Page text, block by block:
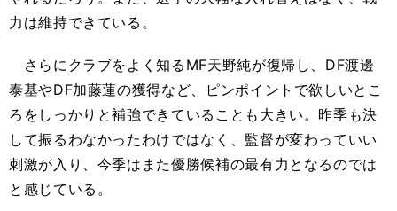
力は維持できている。
さらにクラブをよく知るMF天野純が復帰し、DF渡邊
泰基やDF加藤蓮の獲得など、ピンポイントで欲しいとこ
ろをしっかりと補強できていることも大きい。昨季も決
して振るわなかったわけではなく、監督が変わっていい
刺激が入り、今季はまた優勝候補の最有力となるのでは
と感じている。